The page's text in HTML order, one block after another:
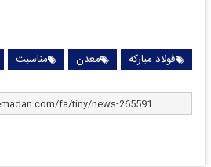
فولاد مبارکه معدن مناسبت